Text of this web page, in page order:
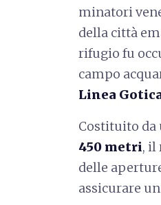
minatori
della città
rifugio fu
campo
Linea
Costituito da
450 metri, il
delle
assicurare